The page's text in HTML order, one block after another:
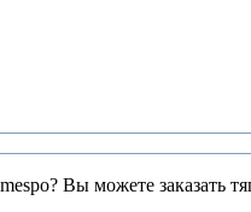
Вы можете